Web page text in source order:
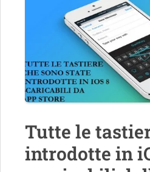
Tutte le
introdotte in